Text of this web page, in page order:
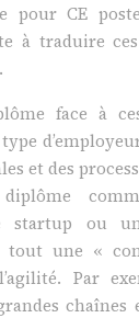
pour CE
à traduire
face à
et des
startup ou
tout une «
Par
chaînes